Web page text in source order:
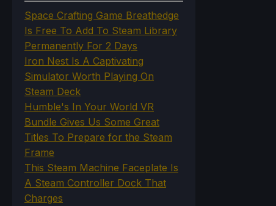
Space Crafting Game Breathedge
Is Free To Add To Steam Library
Permanently For 2 Days
Iron Nest Is A Captivating
Simulator Worth Playing On
Steam Deck
Humble's In Your World VR
Bundle Gives Us Some Great
Titles To Prepare for the Steam
Frame
This Steam Machine Faceplate Is
A Steam Controller Dock That
Charges